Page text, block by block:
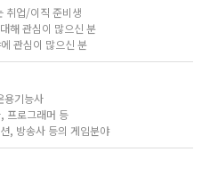
취업/이직 준비생
해 관심이 많으신 분
관심이 많으신 분
용기능사
프로그래머 등
, 방송사 등의 게임분야